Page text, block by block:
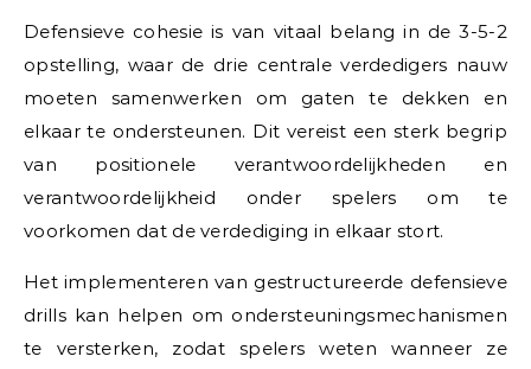
Defensieve cohesie is van vitaal belang in de 3-5-2
opstelling, waar de drie centrale verdedigers nauw
moeten samenwerken om gaten te dekken en
elkaar te ondersteunen. Dit vereist een sterk begrip
van positionele verantwoordelijkheden en
verantwoordelijkheid onder spelers om te
voorkomen dat de verdediging in elkaar stort.
Het implementeren van gestructureerde defensieve
drills kan helpen om ondersteuningsmechanismen
te versterken, zodat spelers weten wanneer ze